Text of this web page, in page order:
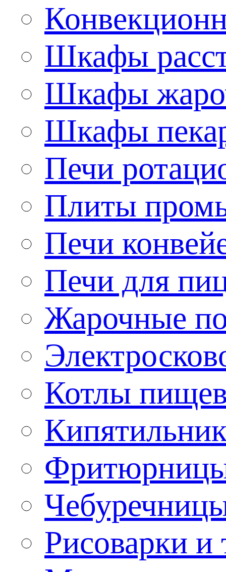
Шкафы
Шкафы
Шкафы
Печи
Плиты
Печи
Печи для
Жарочные
Котлы
Рисоварки и